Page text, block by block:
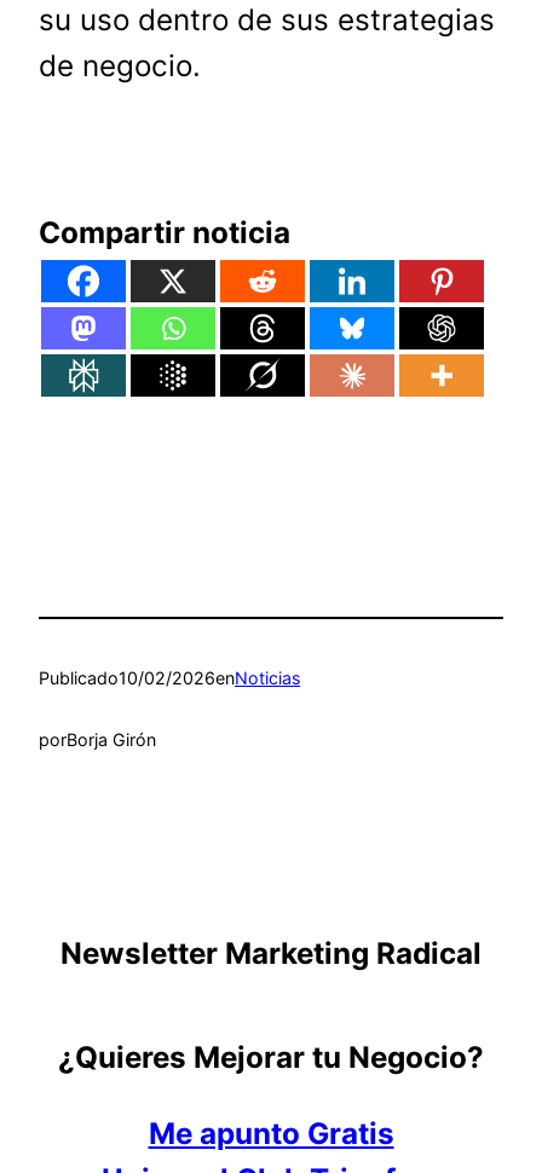
su uso dentro de sus estrategias
de negocio.
Compartir noticia
Publicado10/02/2026enNoticias
porBorja Girón
Newsletter Marketing Radical
¿Quieres Mejorar tu Negocio?
Me apunto Gratis